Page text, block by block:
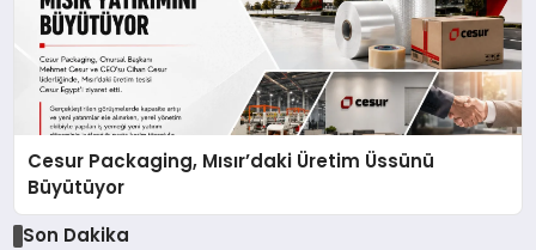
Cesur Packaging, Mısır’daki Üretim Üssünü
Büyütüyor
Son Dakika